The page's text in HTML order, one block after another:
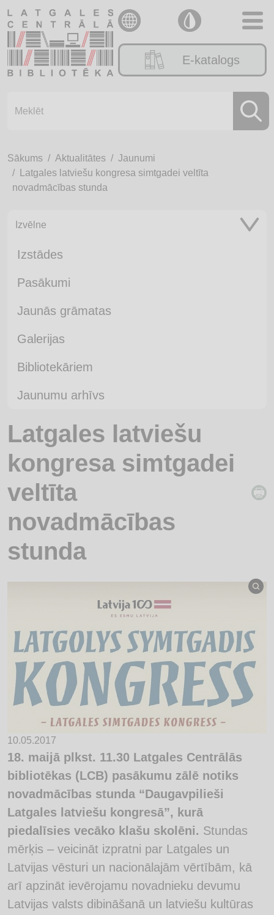
E-katalogs
Sākums Aktualitātes
Jaunumi
Latgales latviešu kongresa simtgadei veltīta
novadmācības stunda
Izvēlne
Izstādes
Pasākumi
Jaunās grāmatas
Galerijas
Bibliotekāriem
Jaunumu arhīvs
Latgales latviešu
kongresa simtgadei
veltīta
novadmācības
stunda
10.05.2017
18. maijā plkst. 11.30 Latgales Centrālās
bibliotēkas (LCB) pasākumu zālē notiks
novadmācības stunda “Daugavpilieši
Latgales latviešu kongresā”, kurā
piedalīsies vecāko klašu skolēni. Stundas
mērķis – veicināt izpratni par Latgales un
Latvijas vēsturi un nacionālajām vērtībām, kā
arī apzināt ievērojamu novadnieku devumu
Latvijas valsts dibināšanā un latviešu kultūras